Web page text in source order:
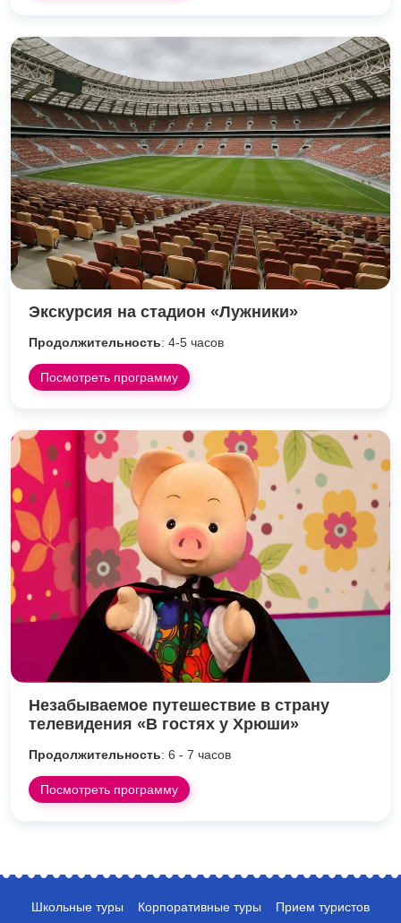
Экскурсия на стадион «Лужники»
Продолжительность: 4-5 часов
Посмотреть программу
Незабываемое путешествие в страну
телевидения «В гостях у Хрюши»
Продолжительность: 6 - 7 часов
Посмотреть программу
Школьные туры Корпоративные туры Прием туристов